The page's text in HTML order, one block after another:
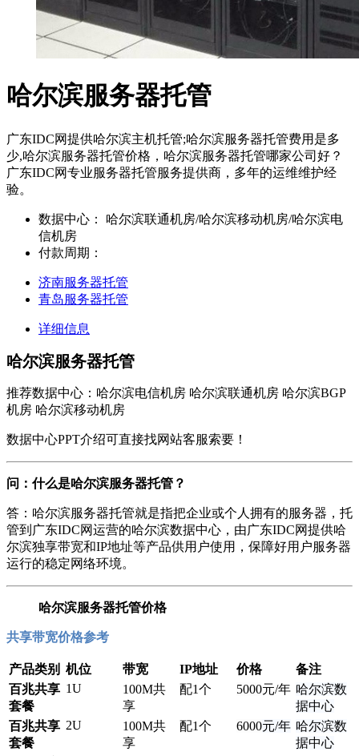
哈尔滨服务器托管
广东IDC网提供哈尔滨主机托管;哈尔滨服务器托管费用是多
少,哈尔滨服务器托管价格，哈尔滨服务器托管哪家公司好？
广东IDC网专业服务器托管服务提供商，多年的运维维护经
验。
数据中心：
哈尔滨联通机房/哈尔滨移动机房/哈尔滨电
信机房
付款周期：
济南服务器托管
青岛服务器托管
详细信息
哈尔滨服务器托管
推荐数据中心：哈尔滨电信机房 哈尔滨联通机房 哈尔滨BGP
机房 哈尔滨移动机房
数据中心PPT介绍可直接找网站客服索要！
问：什么是哈尔滨服务器托管？
答：哈尔滨服务器托管就是指把企业或个人拥有的服务器，托
管到广东IDC网运营的哈尔滨数据中心，由广东IDC网提供哈
尔滨独享带宽和IP地址等产品供用户使用，保障好用户服务器
运行的稳定网络环境。
哈尔滨服务器托管价格
共享带宽价格参考
产品类别 机位 带宽 IP地址 价格
备注
百兆共享
套餐
1U
100M共
享
配1个 5000元/年 哈尔滨数
据中心
百兆共享
套餐
2U
100M共
享
配1个 6000元/年 哈尔滨数
据中心